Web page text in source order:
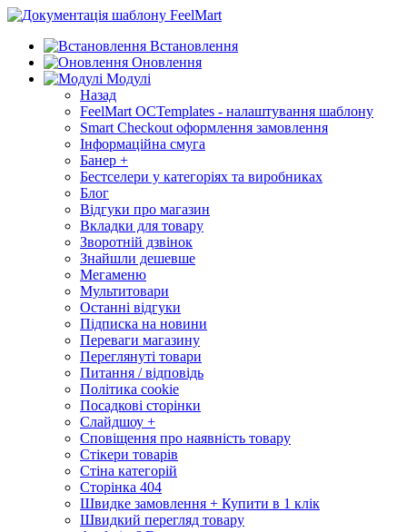
Встановлення
Оновлення
Модулі
Назад
FeelMart OCTemplates - налаштування шаблону
Smart Checkout оформлення замовлення
Інформаційна смуга
Банер +
Бестселери у категоріях та виробниках
Блог
Відгуки про магазин
Вкладки для товару
Зворотній дзвінок
Знайшли дешевше
Мегаменю
Мультитовари
Останні відгуки
Підписка на новини
Переваги магазину
Переглянуті товари
Питання / відповідь
Політика cookie
Посадкові сторінки
Слайдшоу +
Сповіщення про наявність товару
Стікери товарів
Стіна категорій
Сторінка 404
Швидке замовлення + Купити в 1 клік
Швидкий перегляд товару